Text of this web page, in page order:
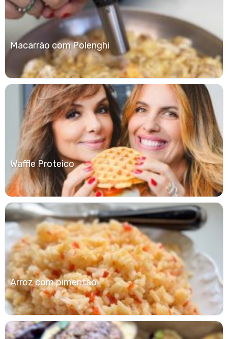
Macarrão com Polenghi
Waffle Proteico
Arroz com pimentão